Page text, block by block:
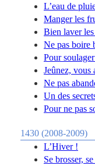
L’eau de
Manger les
Bien laver
Ne pas boire
Pour
Jeûnez, vous
Ne pas
Un des
Pour ne pas
1430 (2008-2009)
L’Hiver !
Se brosser,